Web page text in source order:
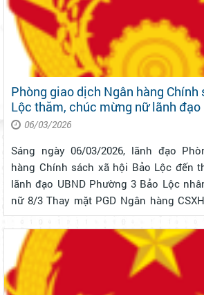
Phòng giao dịch Ngân hàng Chính
Lộc thăm, chúc mừng nữ lãnh đạo
Bảo Lộc nhân ngày Quốc tế phụ nữ
06/03/2026
Sáng ngày 06/03/2026, lãnh đạo
hàng Chính sách xã hội Bảo Lộc đến
lãnh đạo UBND Phường 3 Bảo Lộc
nữ 8/3 Thay mặt PGD Ngân hàng CSXH Bảo Lộc, ông Trần
Tươi – Giám đốc đơn vị đã tặng hoa,
đồng chí Võ Thị Thu Nga – chủ...